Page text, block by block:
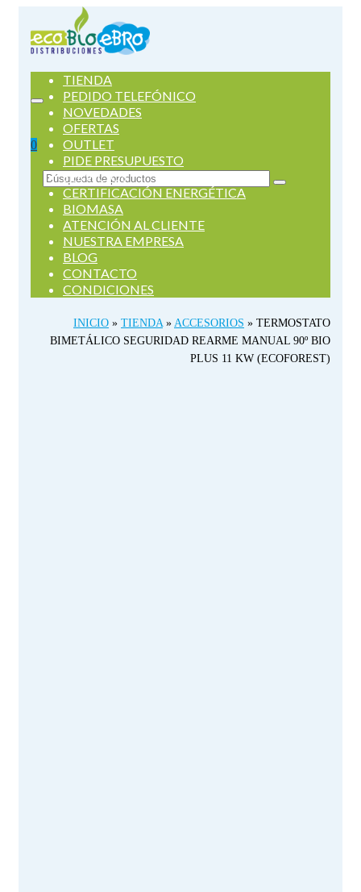
0
Buscar
por:
TIENDA
PEDIDO TELEFÓNICO
NOVEDADES
OFERTAS
OUTLET
PIDE PRESUPUESTO
SERVICIOS
CERTIFICACIÓN ENERGÉTICA
BIOMASA
ATENCIÓN AL CLIENTE
NUESTRA EMPRESA
BLOG
CONTACTO
CONDICIONES
INICIO » TIENDA » ACCESORIOS » TERMOSTATO
BIMETÁLICO SEGURIDAD REARME MANUAL 90º BIO
PLUS 11 KW (ECOFOREST)